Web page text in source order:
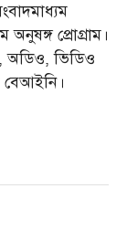
প্রোগ্রাম।
অডিও, ভিডিও